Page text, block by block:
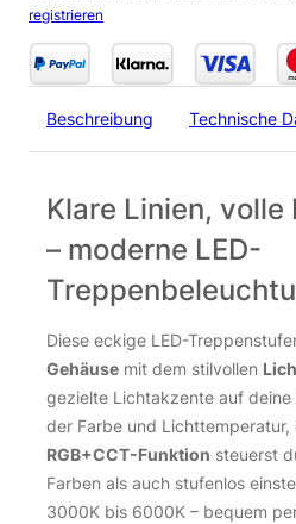
registrieren
Beschreibung Technische
Klare Linien, volle
– moderne LED-
Diese eckige LED-
Gehäuse mit dem stilvollen
gezielte Lichtakzente auf
der Farbe und
RGB+CCT-Funktion steuerst
Farben als auch stufenlos
3000K bis 6000K – bequem